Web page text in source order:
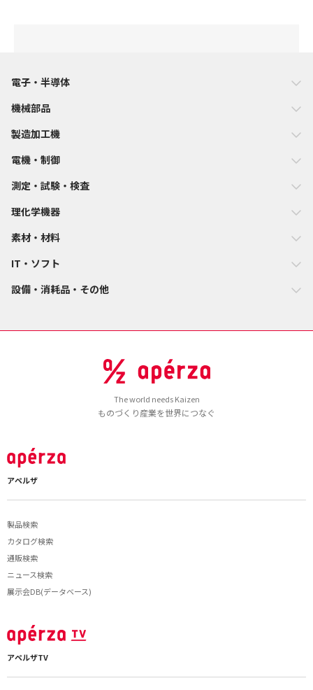
電子・半導体
機械部品
製造加工機
電機・制御
測定・試験・検査
理化学機器
素材・材料
IT・ソフト
設備・消耗品・その他
The world needs Kaizen
ものづくり産業を世界につなぐ
アペルザ
製品検索
カタログ検索
通販検索
ニュース検索
展示会DB(データベース)
アペルザTV